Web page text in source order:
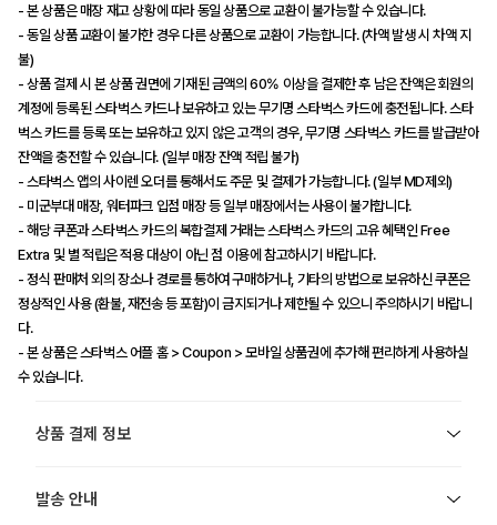
- 본 상품은 매장 재고 상황에 따라 동일 상품으로 교환이 불가능할 수 있습니다.
- 동일 상품 교환이 불가한 경우 다른 상품으로 교환이 가능합니다. (차액 발생 시 차액 지
불)
- 상품 결제 시 본 상품 권면에 기재된 금액의 60% 이상을 결제한 후 남은 잔액은 회원의
계정에 등록된 스타벅스 카드나 보유하고 있는 무기명 스타벅스 카드에 충전됩니다. 스타
벅스 카드를 등록 또는 보유하고 있지 않은 고객의 경우, 무기명 스타벅스 카드를 발급받아
잔액을 충전할 수 있습니다. (일부 매장 잔액 적립 불가)
- 스타벅스 앱의 사이렌 오더를 통해서도 주문 및 결제가 가능합니다. (일부 MD제외)
- 미군부대 매장, 워터파크 입점 매장 등 일부 매장에서는 사용이 불가합니다.
- 해당 쿠폰과 스타벅스 카드의 복합결제 거래는 스타벅스 카드의 고유 혜택인 Free
Extra 및 별 적립은 적용 대상이 아닌 점 이용에 참고하시기 바랍니다.
- 정식 판매처 외의 장소나 경로를 통하여 구매하거나, 기타의 방법으로 보유하신 쿠폰은
정상적인 사용 (환불, 재전송 등 포함)이 금지되거나 제한될 수 있으니 주의하시기 바랍니
다.
- 본 상품은 스타벅스 어플 홈 > Coupon > 모바일 상품권에 추가해 편리하게 사용하실
수 있습니다.
상품 결제 정보
발송 안내